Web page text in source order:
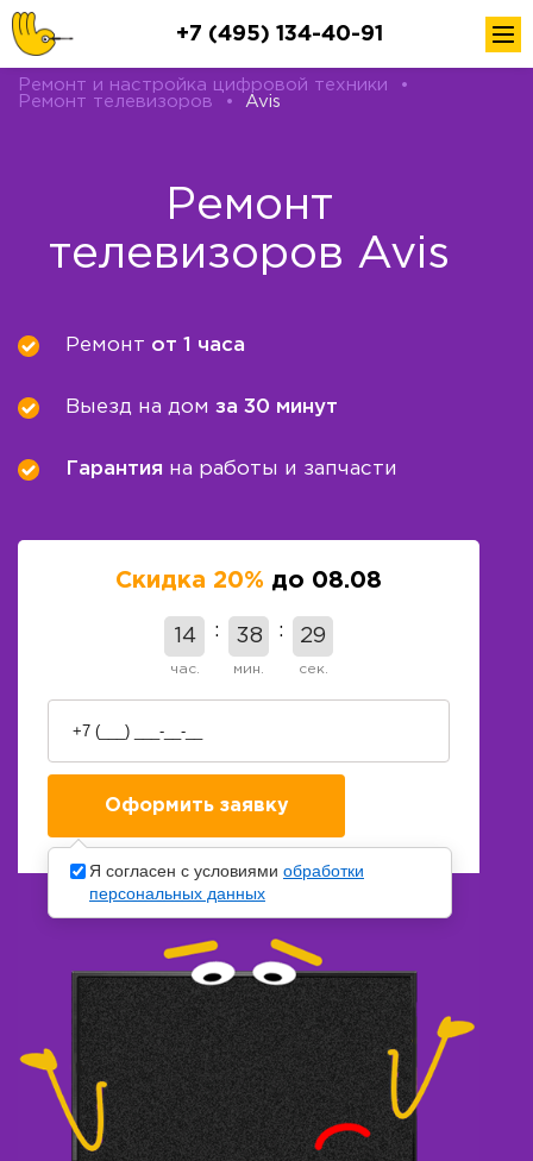
+7 (495) 134-40-91
Ремонт и настройка цифровой техники
•
Ремонт телевизоров
• Avis
Ремонт
телевизоров Avis
Ремонт от 1 часа
Выезд на дом за 30 минут
Гарантия на работы и запчасти
Скидка 20% до 08.08
14
час.
38
мин.
28
сек.
Я согласен с условиями обработки
персональных данных